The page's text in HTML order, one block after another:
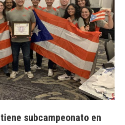
subcampeonato en